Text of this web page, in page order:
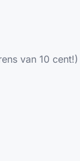
van 10 cent!)